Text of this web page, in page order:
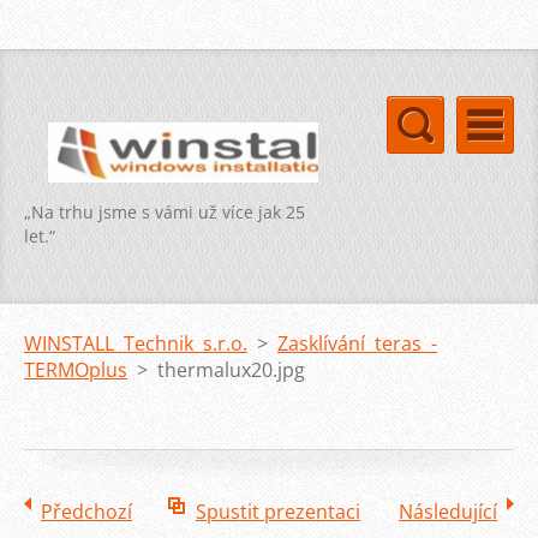
„Na trhu jsme s vámi už více jak 25
let.“
WINSTALL Technik s.r.o. > Zasklívání teras -
TERMOplus > thermalux20.jpg
Předchozí Spustit prezentaci Následující